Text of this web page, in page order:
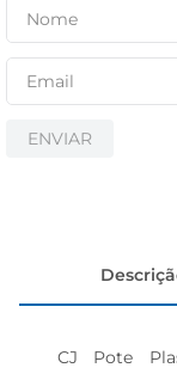
ENVIAR
CJ Pote